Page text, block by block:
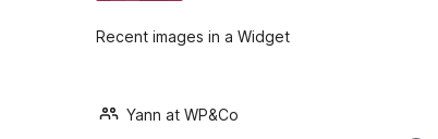
Recent images in a Widget
Yann at WP&Co